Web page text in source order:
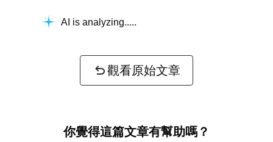
AI is analyzing...
觀看原始文章
你覺得這篇文章有幫助嗎？